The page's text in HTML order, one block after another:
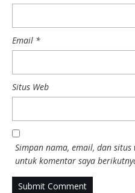
Email *
Situs Web
Simpan nama, email, dan
untuk komentar saya